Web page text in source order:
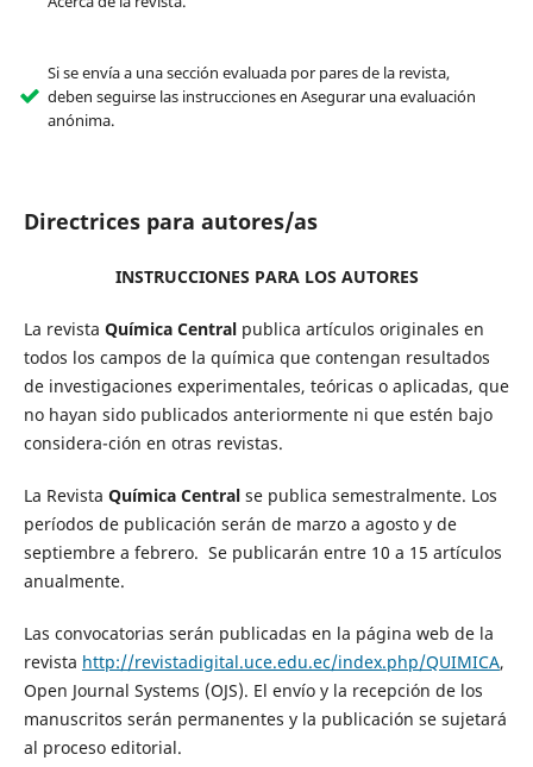
Si se envía a una sección evaluada por pares de la revista,
deben seguirse las instrucciones en Asegurar una evaluación
anónima.
Directrices para autores/as
INSTRUCCIONES PARA LOS AUTORES
La revista Química Centralpublica artículos originales en
todos los campos de la química que contengan resultados
de investigaciones experimentales, teóricas o aplicadas, que
no hayan sido publicados anteriormente ni que estén bajo
considera-ción en otras revistas.
La Revista Química Central se publica semestralmente. Los
períodos de publicación serán de marzo a agosto y de
septiembre a febrero. Se publicarán entre 10 a 15 artículos
anualmente.
Las convocatorias serán publicadas en la página web de la
revista http://revistadigital.uce.edu.ec/index.php/QUIMICA,
Open Journal Systems (OJS). El envío y la recepción de los
manuscritos serán permanentes y la publicación se sujetará
al proceso editorial.